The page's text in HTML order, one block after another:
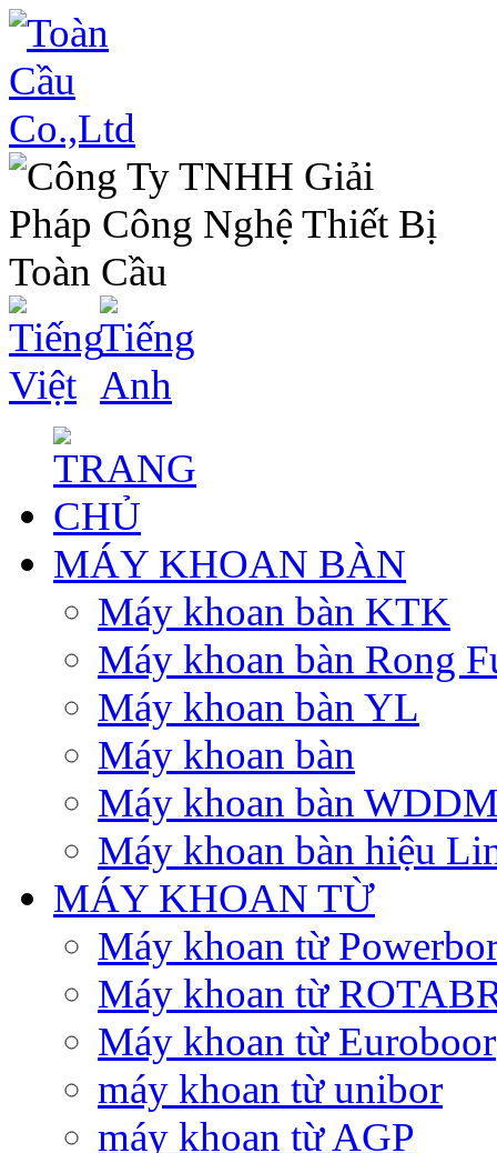
MÁY KHOAN BÀN
Máy khoan bàn KTK
Máy khoan bàn Rong
Máy khoan bàn YL
Máy khoan bàn
Máy khoan bàn
Máy khoan bàn hiệu
MÁY KHOAN TỪ
Máy khoan từ
Máy khoan từ
Máy khoan từ Euroboor
máy khoan từ unibor
máy khoan từ AGP